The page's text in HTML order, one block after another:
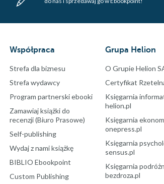
Współpraca
Strefa dla biznesu
Strefa wydawcy
Program partnerski ebooki
Zamawiaj książki do
recenzji (Biuro Prasowe)
Self-publishing
Wydaj z nami książkę
BIBLIO Ebookpoint
Custom Publishing
Grupa Helion
O Grupie Helion
Certyfikat
Księgarnia
helion.pl
Księgarnia
onepress.pl
Księgarnia
sensus.pl
Księgarnia
bezdroza.pl